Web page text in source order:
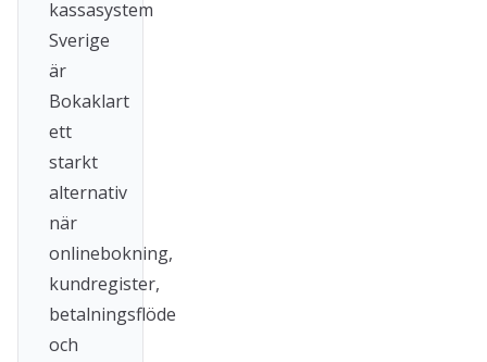
kassasystem
Sverige
är
Bokaklart
ett
starkt
alternativ
när
onlinebokning,
kundregister,
betalningsflöde
och